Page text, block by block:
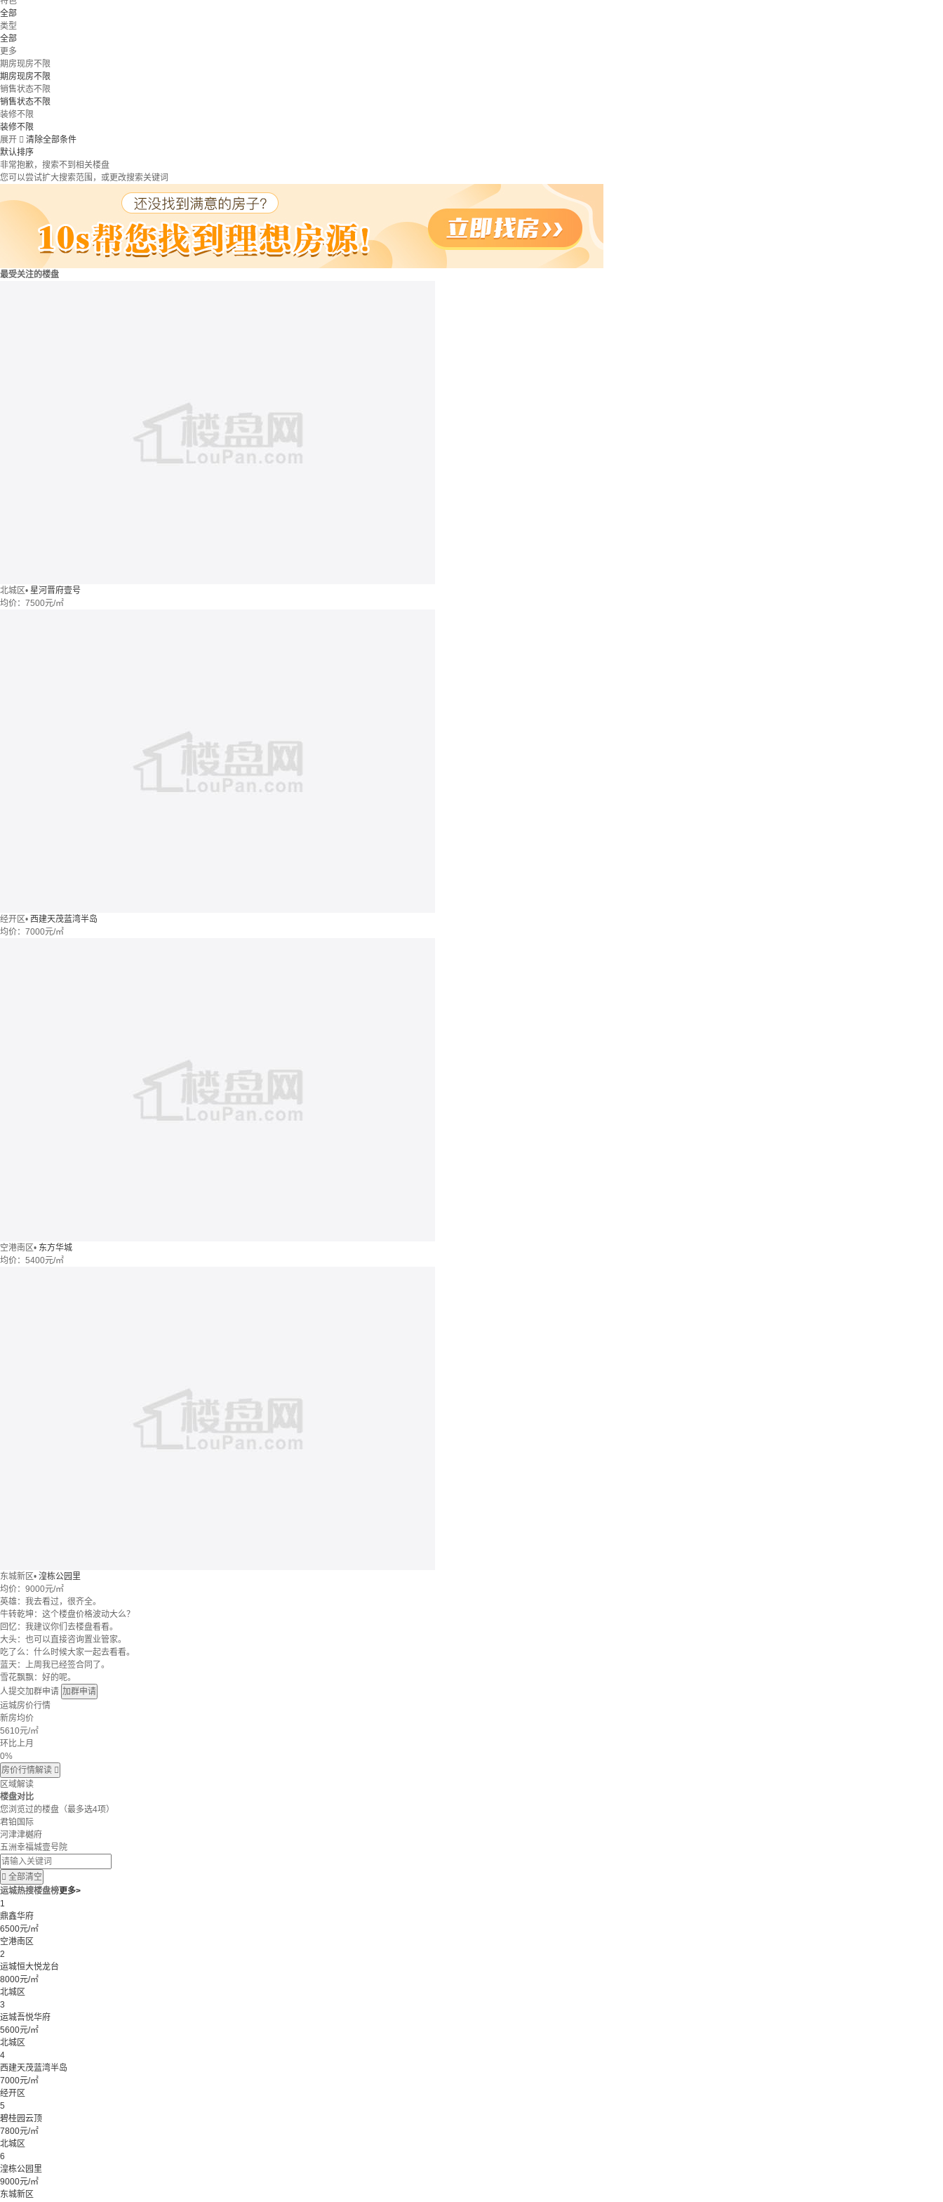
全部
类型
全部
更多
期房现房不限
期房现房不限
销售状态不限
销售状态不限
装修不限
装修不限
展开  清除全部条件
默认排序
非常抱歉，搜索不到相关楼盘
您可以尝试扩大搜索范围，或更改搜索关键词
最受关注的楼盘
北城区• 星河晋府壹号
均价： 7500元/㎡
经开区• 西建天茂蓝湾半岛
均价： 7000元/㎡
空港南区• 东方华城
均价： 5400元/㎡
东城新区• 湟栋公园里
均价： 9000元/㎡
英雄：我去看过，很齐全。
牛转乾坤：这个楼盘价格波动大么？
回忆：我建议你们去楼盘看看。
大头：也可以直接咨询置业管家。
吃了么：什么时候大家一起去看看。
蓝天：上周我已经签合同了。
雪花飘飘：好的呢。
人提交加群申请 加群申请
运城房价行情
新房均价
5610元/㎡
环比上月
0%
房价行情解读 
区域解读
楼盘对比
您浏览过的楼盘 （最多选4项）
君铂国际
河津津樾府
五洲幸福城壹号院
 全部清空
运城热搜楼盘榜更多>
1
鼎鑫华府
6500元/㎡
空港南区
2
运城恒大悦龙台
8000元/㎡
北城区
3
运城吾悦华府
5600元/㎡
北城区
4
西建天茂蓝湾半岛
7000元/㎡
经开区
5
碧桂园云顶
7800元/㎡
北城区
6
湟栋公园里
9000元/㎡
东城新区